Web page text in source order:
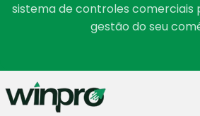
sistema de controles comerciais
gestão do seu